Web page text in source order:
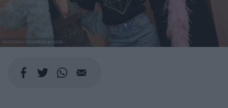
INSTAGRAM.COM/@REBELWILSON